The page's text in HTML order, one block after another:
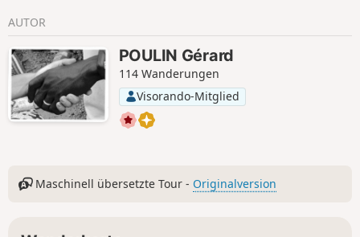
AUTOR
POULIN Gérard
114 Wanderungen
Visorando-Mitglied
Maschinell übersetzte Tour - Originalversion